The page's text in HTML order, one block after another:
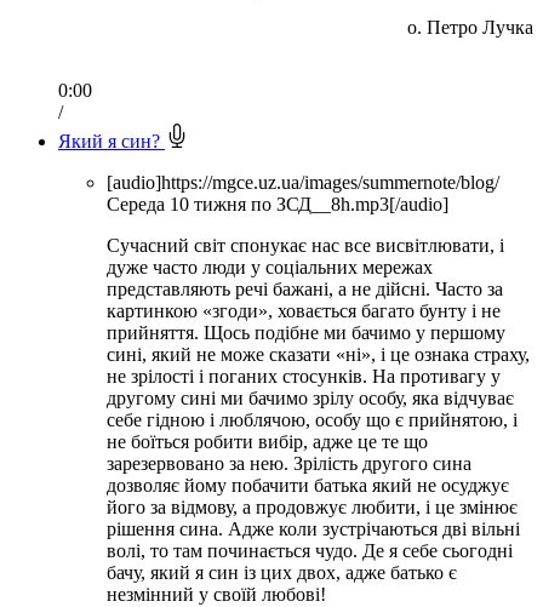
о. Петро Лучка
0:00
/
Який я син?
[audio]https://mgce.uz.ua/images/summernote/blog/
Середа 10 тижня по ЗСД__8h.mp3[/audio]
Сучасний світ спонукає нас все висвітлювати, і
дуже часто люди у соціальних мережах
представляють речі бажані, а не дійсні. Часто за
картинкою «згоди», ховається багато бунту і не
прийняття. Щось подібне ми бачимо у першому
сині, який не може сказати «ні», і це ознака страху,
не зрілості і поганих стосунків. На противагу у
другому сині ми бачимо зрілу особу, яка відчуває
себе гідною і люблячою, особу що є прийнятою, і
не боїться робити вибір, адже це те що
зарезервовано за нею. Зрілість другого сина
дозволяє йому побачити батька який не осуджує
його за відмову, а продовжує любити, і це змінює
рішення сина. Адже коли зустрічаються дві вільні
волі, то там починається чудо. Де я себе сьогодні
бачу, який я син із цих двох, адже батько є
незмінний у своїй любові!